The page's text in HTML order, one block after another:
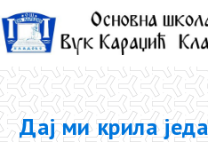
Дај ми крила